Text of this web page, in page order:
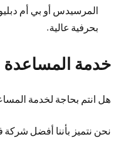
المرسيدس أو بي أم دبليو
بحرفية عالية.
خدمة
هل انتم بحاجة لخدمة
نحن نتميز بأننا أفضل